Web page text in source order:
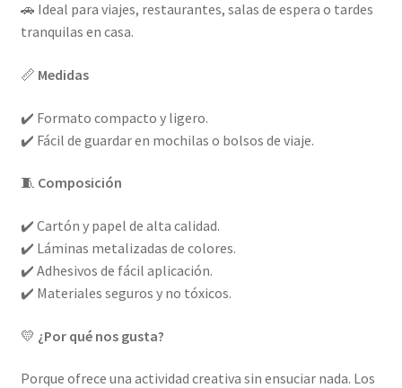
🚗 Ideal para viajes, restaurantes, salas de espera o tardes
tranquilas en casa.
📏 Medidas
✔️ Formato compacto y ligero.
✔️ Fácil de guardar en mochilas o bolsos de viaje.
🧵 Composición
✔️ Cartón y papel de alta calidad.
✔️ Láminas metalizadas de colores.
✔️ Adhesivos de fácil aplicación.
✔️ Materiales seguros y no tóxicos.
💛 ¿Por qué nos gusta?
Porque ofrece una actividad creativa sin ensuciar nada. Los